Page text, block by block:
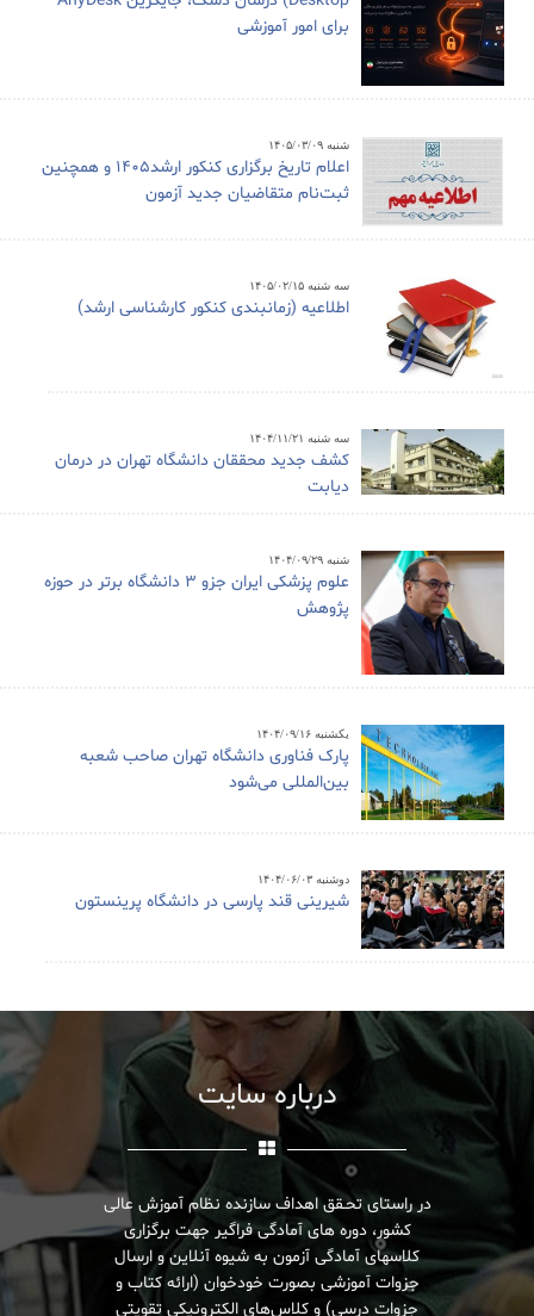
برای امور آموزشی
شنبه ۱۴۰۵/۰۳/۰۹
اعلام تاریخ برگزاری کنکور ارشد1405 و همچنین
ثبت‌نام متقاضیان جدید آزمون
سه شنبه ۱۴۰۵/۰۲/۱۵
اطلاعیه (زمانبندی کنکور کارشناسی ارشد)
سه شنبه ۱۴۰۴/۱۱/۲۱
کشف جدید محققان دانشگاه تهران در درمان
دیابت
شنبه ۱۴۰۴/۰۹/۲۹
علوم پزشکی ایران جزو ۳ دانشگاه برتر در حوزه
پژوهش
یکشنبه ۱۴۰۴/۰۹/۱۶
پارک فناوری دانشگاه تهران صاحب شعبه
بین‌المللی می‌شود
دوشنبه ۱۴۰۴/۰۶/۰۳
شیرینی قند پارسی در دانشگاه پرینستون
درباره سایت
در راستای تحـقق اهداف سازنده نظام آموزش عالی
کشور، دوره های آمادگی فراگیر جهت برگزاری
کلاسهای آمادگی آزمون به شیوه آنلاین و ارسال
جزوات آموزشی بصورت خودخوان (ارائه کتاب و
جزوات درسی) و کلاس‌های الکترونیکی تقویتی